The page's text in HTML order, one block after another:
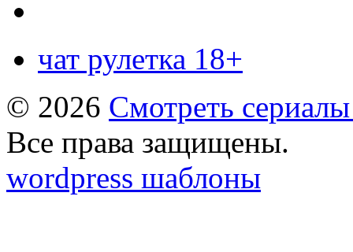
чат рулетка 18+
© 2026 Смотреть
Все права защищены.
wordpress шаблоны